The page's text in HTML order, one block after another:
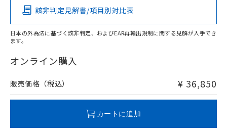
O
在庫等で未対応品が混在する可能性があります。
問い合わせください。
該非判定見解書/項目別対比表
日本の外為法に基づく該非判定、およびEAR再輸出規制に関する見解が入手でき
ます。
オンライン購入
販売価格（税込） ¥ 36,850
カートに追加